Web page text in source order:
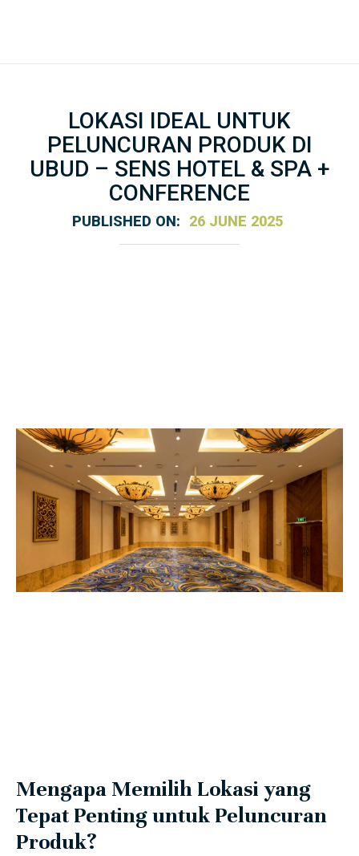
LOKASI IDEAL UNTUK
PELUNCURAN PRODUK DI
UBUD – SENS HOTEL & SPA +
CONFERENCE
PUBLISHED ON: 26 JUNE 2025
Mengapa Memilih Lokasi yang
Tepat Penting untuk Peluncuran
Produk?